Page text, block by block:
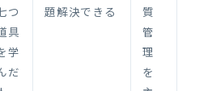
つ
具
学
だ
題解決できる
質
管
理
を